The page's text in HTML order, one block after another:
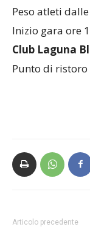
Peso atleti
Inizio gara ore
Club Laguna
Punto di
Articolo precedente